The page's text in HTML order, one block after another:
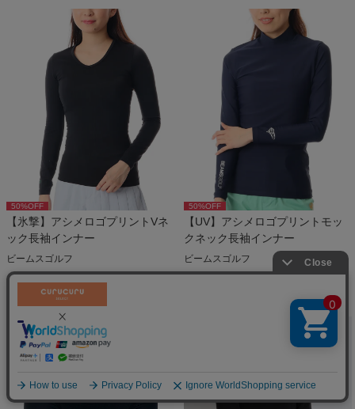
50%OFF
【氷撃】アシメロゴプリントVネ
ック長袖インナー
ビームスゴルフ
￥3,960税込
50%OFF
【UV】アシメロゴプリントモッ
クネック長袖インナー
ビームスゴルフ
絞り込む